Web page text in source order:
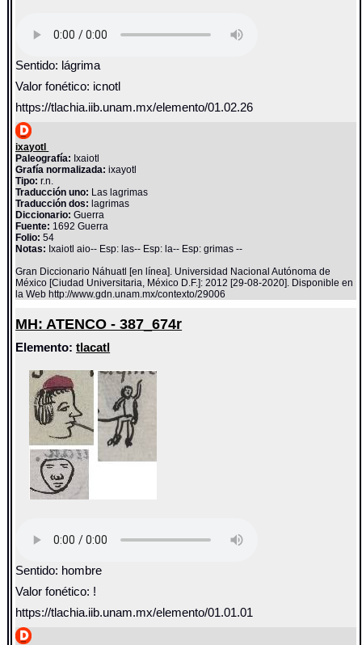
Sentido: lágrima
Valor fonético: icnotl
https://tlachia.iib.unam.mx/elemento/01.02.26
ixayotl
Paleografía: Ixaiotl
Grafía normalizada: ixayotl
Tipo: r.n.
Traducción uno: Las lagrimas
Traducción dos: lagrimas
Diccionario:Guerra
Fuente: 1692 Guerra
Folio: 54
Notas: Ixaiotl aio-- Esp: las-- Esp: la-- Esp: grimas --
Gran Diccionario Náhuatl [en línea]. Universidad Nacional Autónoma de
México [Ciudad Universitaria, México D.F.]: 2012 [29-08-2020]. Disponible en
la Web http://www.gdn.unam.mx/contexto/29006
MH: ATENCO - 387_674r
Elemento:tlacatl
Sentido: hombre
Valor fonético: !
https://tlachia.iib.unam.mx/elemento/01.01.01